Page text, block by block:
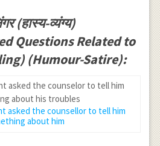
(हास्य-व्यंग्य)
Questions Related to
(Humour-Satire):
asked the counsellor to tell him
about him